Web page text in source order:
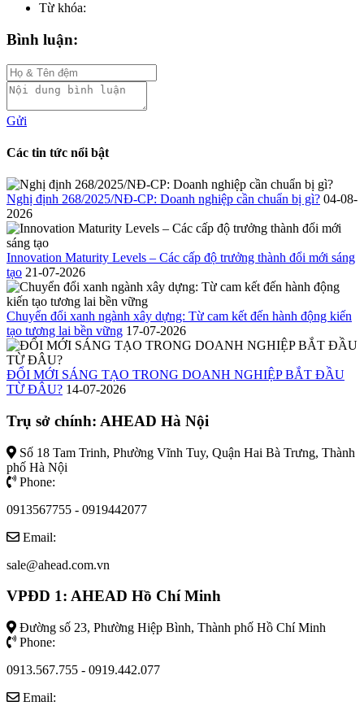
Từ khóa:
Bình luận:
Gửi
Các tin tức nổi bật
Nghị định 268/2025/NĐ-CP: Doanh nghiệp cần chuẩn bị gì? 04-08-
2026
Innovation Maturity Levels – Các cấp độ trưởng thành đổi mới sáng
tạo 21-07-2026
Chuyển đổi xanh ngành xây dựng: Từ cam kết đến hành động kiến
tạo tương lai bền vững 17-07-2026
ĐỔI MỚI SÁNG TẠO TRONG DOANH NGHIỆP BẮT ĐẦU
TỪ ĐÂU? 14-07-2026
Trụ sở chính: AHEAD Hà Nội
Số 18 Tam Trinh, Phường Vĩnh Tuy, Quận Hai Bà Trưng, Thành
phố Hà Nội
Phone:
0913567755 - 0919442077
Email:
sale@ahead.com.vn
VPĐD 1: AHEAD Hồ Chí Minh
Đường số 23, Phường Hiệp Bình, Thành phố Hồ Chí Minh
Phone:
0913.567.755 - 0919.442.077
Email: